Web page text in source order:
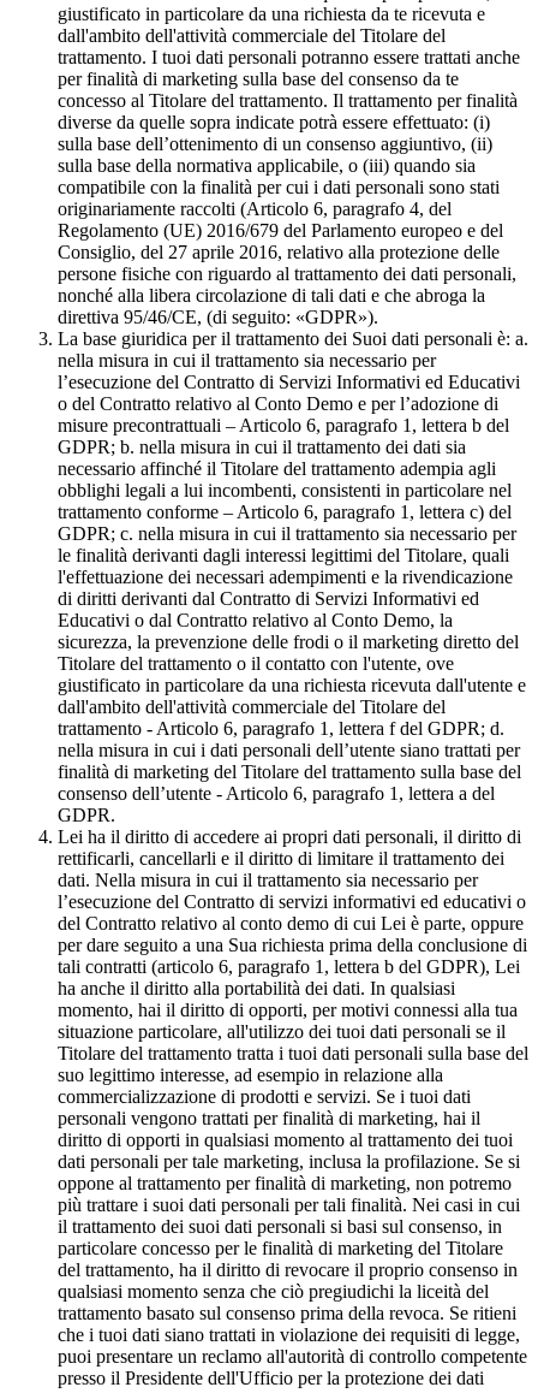
giustificato in particolare da una richiesta da te ricevuta e
dall'ambito dell'attività commerciale del Titolare del
trattamento. I tuoi dati personali potranno essere trattati anche
per finalità di marketing sulla base del consenso da te
concesso al Titolare del trattamento. Il trattamento per finalità
diverse da quelle sopra indicate potrà essere effettuato: (i)
sulla base dell’ottenimento di un consenso aggiuntivo, (ii)
sulla base della normativa applicabile, o (iii) quando sia
compatibile con la finalità per cui i dati personali sono stati
originariamente raccolti (Articolo 6, paragrafo 4, del
Regolamento (UE) 2016/679 del Parlamento europeo e del
Consiglio, del 27 aprile 2016, relativo alla protezione delle
persone fisiche con riguardo al trattamento dei dati personali,
nonché alla libera circolazione di tali dati e che abroga la
direttiva 95/46/CE, (di seguito: «GDPR»).
La base giuridica per il trattamento dei Suoi dati personali è: a.
nella misura in cui il trattamento sia necessario per
l’esecuzione del Contratto di Servizi Informativi ed Educativi
o del Contratto relativo al Conto Demo e per l’adozione di
misure precontrattuali – Articolo 6, paragrafo 1, lettera b del
GDPR; b. nella misura in cui il trattamento dei dati sia
necessario affinché il Titolare del trattamento adempia agli
obblighi legali a lui incombenti, consistenti in particolare nel
trattamento conforme – Articolo 6, paragrafo 1, lettera c) del
GDPR; c. nella misura in cui il trattamento sia necessario per
le finalità derivanti dagli interessi legittimi del Titolare, quali
l'effettuazione dei necessari adempimenti e la rivendicazione
di diritti derivanti dal Contratto di Servizi Informativi ed
Educativi o dal Contratto relativo al Conto Demo, la
sicurezza, la prevenzione delle frodi o il marketing diretto del
Titolare del trattamento o il contatto con l'utente, ove
giustificato in particolare da una richiesta ricevuta dall'utente e
dall'ambito dell'attività commerciale del Titolare del
trattamento - Articolo 6, paragrafo 1, lettera f del GDPR; d.
nella misura in cui i dati personali dell’utente siano trattati per
finalità di marketing del Titolare del trattamento sulla base del
consenso dell’utente - Articolo 6, paragrafo 1, lettera a del
GDPR.
Lei ha il diritto di accedere ai propri dati personali, il diritto di
rettificarli, cancellarli e il diritto di limitare il trattamento dei
dati. Nella misura in cui il trattamento sia necessario per
l’esecuzione del Contratto di servizi informativi ed educativi o
del Contratto relativo al conto demo di cui Lei è parte, oppure
per dare seguito a una Sua richiesta prima della conclusione di
tali contratti (articolo 6, paragrafo 1, lettera b del GDPR), Lei
ha anche il diritto alla portabilità dei dati. In qualsiasi
momento, hai il diritto di opporti, per motivi connessi alla tua
situazione particolare, all'utilizzo dei tuoi dati personali se il
Titolare del trattamento tratta i tuoi dati personali sulla base del
suo legittimo interesse, ad esempio in relazione alla
commercializzazione di prodotti e servizi. Se i tuoi dati
personali vengono trattati per finalità di marketing, hai il
diritto di opporti in qualsiasi momento al trattamento dei tuoi
dati personali per tale marketing, inclusa la profilazione. Se si
oppone al trattamento per finalità di marketing, non potremo
più trattare i suoi dati personali per tali finalità. Nei casi in cui
il trattamento dei suoi dati personali si basi sul consenso, in
particolare concesso per le finalità di marketing del Titolare
del trattamento, ha il diritto di revocare il proprio consenso in
qualsiasi momento senza che ciò pregiudichi la liceità del
trattamento basato sul consenso prima della revoca. Se ritieni
che i tuoi dati siano trattati in violazione dei requisiti di legge,
puoi presentare un reclamo all'autorità di controllo competente
presso il Presidente dell'Ufficio per la protezione dei dati